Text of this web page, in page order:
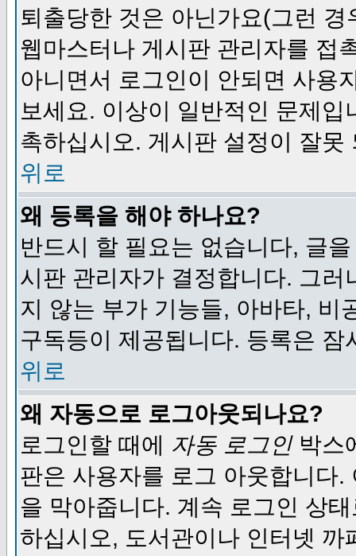
퇴출당한 것은 아닌가요(그런
웹마스터나 게시판 관리자를 접
아니면서 로그인이 안되면 사용
보세요. 이상이 일반적인 문제
촉하십시오. 게시판 설정이 잘못
위로
왜 등록을 해야 하나요?
반드시 할 필요는 없습니다, 글
시판 관리자가 결정합니다. 그
지 않는 부가 기능들, 아바타, 비
구독등이 제공됩니다. 등록은
위로
왜 자동으로 로그아웃되나요?
로그인할 때에 자동 로그인박스
판은 사용자를 로그 아웃합니다
을 막아줍니다. 계속 로그인 상
하십시오, 도서관이나 인터넷